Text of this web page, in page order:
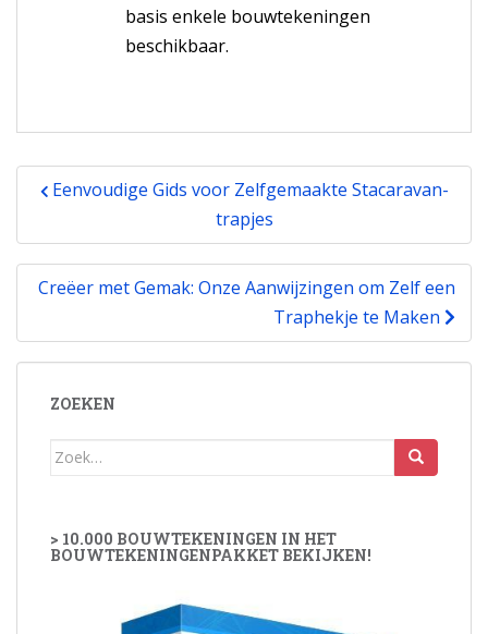
basis enkele bouwtekeningen
beschikbaar.
Bericht
navigatie
Eenvoudige Gids voor Zelfgemaakte Stacaravan-
trapjes
Creëer met Gemak: Onze Aanwijzingen om Zelf een
Traphekje te Maken
ZOEKEN
Zoek
> 10.000 BOUWTEKENINGEN IN HET
BOUWTEKENINGENPAKKET BEKIJKEN!